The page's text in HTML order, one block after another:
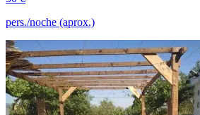
pers./noche (aprox.)